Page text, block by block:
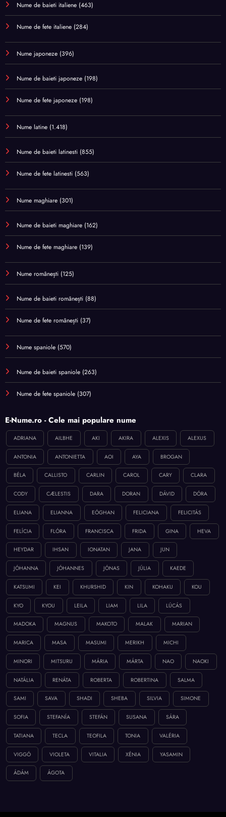
Nume de baieti italiene (463)
Nume de fete italiene (284)
Nume japoneze (396)
Nume de baieti japoneze (198)
Nume de fete japoneze (198)
Nume latine (1.418)
Nume de baieti latinesti (855)
Nume de fete latinesti (563)
Nume maghiare (301)
Nume de baieti maghiare (162)
Nume de fete maghiare (139)
Nume românești (125)
Nume de baieti românești (88)
Nume de fete românești (37)
Nume spaniole (570)
Nume de baieti spaniole (263)
Nume de fete spaniole (307)
E-Nume.ro - Cele mai populare nume
ADRIANA AILBHE AKI AKIRA ALEXIS ALEXUS
ANTONIA ANTONIETTA AOI AYA BROGAN
BÉLA CALLISTO CARLIN CAROL CARY CLARA
CODY CÆLESTIS DARA DORAN DÁVID DÓRA
ELIANA ELIANNA EÓGHAN FELICIANA FELICITÁS
FELÍCIA FLÓRA FRANCISCA FRIDA GINA HEVA
HEYDAR IHSAN IONATAN JANA JUN
JÓHANNA JÓHANNES JÓNAS JÚLIA KAEDE
KATSUMI KEI KHURSHID KIN KOHAKU KOU
KYO KYOU LEILA LIAM LILA LÚCÁS
MADOKA MAGNUS MAKOTO MALAK MARIAN
MARICA MASA MASUMI MERIKH MICHI
MINORI MITSURU MÁRIA MÁRTA NAO NAOKI
NATÁLIA RENÁTA ROBERTA ROBERTINA SALMA
SAMI SAVA SHADI SHEBA SILVIA SIMONE
SOFIA STEFANÍA STEFÁN SUSANA SÁRA
TATIANA TECLA TEOFILA TONIA VALÉRIA
VIGGÓ VIOLETA VITALIA XÉNIA YASAMIN
ÁDÁM ÁGOTA